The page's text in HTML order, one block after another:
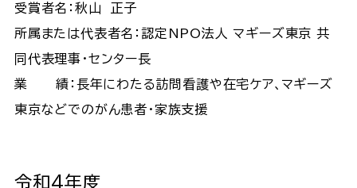
受賞者名：秋山 正子
所属または代表者名：認定NPO法人 マギーズ東京 共
同代表理事・センター長
業 績：長年にわたる訪問看護や在宅ケア､マギーズ
東京などでのがん患者･家族支援
令和4年度